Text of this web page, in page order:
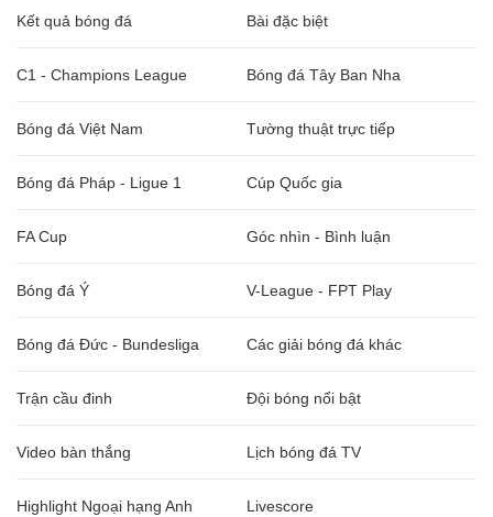
Kết quả bóng đá Bài đặc biệt
C1 - Champions League Bóng đá Tây Ban Nha
Bóng đá Việt Nam Tường thuật trực tiếp
Bóng đá Pháp - Ligue 1 Cúp Quốc gia
FA Cup Góc nhìn - Bình luận
Bóng đá Ý V-League - FPT Play
Bóng đá Đức - Bundesliga Các giải bóng đá khác
Trận cầu đinh Đội bóng nổi bật
Video bàn thắng Lịch bóng đá TV
Highlight Ngoại hạng Anh Livescore